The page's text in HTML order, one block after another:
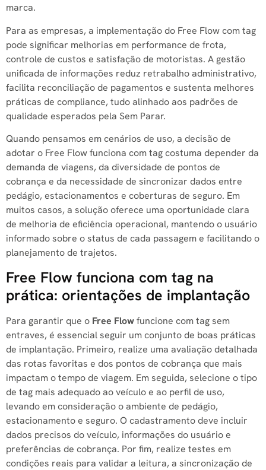
marca.
Para as empresas, a implementação do Free Flow com tag
pode significar melhorias em performance de frota,
controle de custos e satisfação de motoristas. A gestão
unificada de informações reduz retrabalho administrativo,
facilita reconciliação de pagamentos e sustenta melhores
práticas de compliance, tudo alinhado aos padrões de
qualidade esperados pela Sem Parar.
Quando pensamos em cenários de uso, a decisão de
adotar o Free Flow funciona com tag costuma depender da
demanda de viagens, da diversidade de pontos de
cobrança e da necessidade de sincronizar dados entre
pedágio, estacionamentos e coberturas de seguro. Em
muitos casos, a solução oferece uma oportunidade clara
de melhoria de eficiência operacional, mantendo o usuário
informado sobre o status de cada passagem e facilitando o
planejamento de trajetos.
Free Flow funciona com tag na
prática: orientações de implantação
Para garantir que o Free Flowfuncione com tag sem
entraves, é essencial seguir um conjunto de boas práticas
de implantação. Primeiro, realize uma avaliação detalhada
das rotas favoritas e dos pontos de cobrança que mais
impactam o tempo de viagem. Em seguida, selecione o tipo
de tag mais adequado ao veículo e ao perfil de uso,
levando em consideração o ambiente de pedágio,
estacionamento e seguro. O cadastramento deve incluir
dados precisos do veículo, informações do usuário e
preferências de cobrança. Por fim, realize testes em
condições reais para validar a leitura, a sincronização de